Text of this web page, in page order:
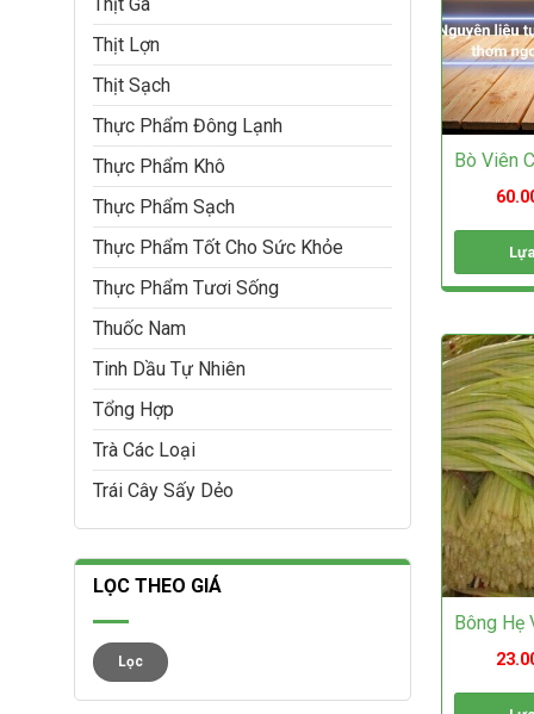
Thịt Lợn
Thịt Sạch
Thực Phẩm Đông Lạnh
Thực Phẩm Khô
Thực Phẩm Sạch
Thực Phẩm Tốt Cho Sức Khỏe
Thực Phẩm Tươi Sống
Thuốc Nam
Tinh Dầu Tự Nhiên
Tổng Hợp
Trà Các Loại
Trái Cây Sấy Dẻo
LỌC THEO GIÁ
Giá
thấp
nhất
Giá
cao
nhất
Lọc
thể
được
chọn
trên
trang
sản
Bò Viên
Sản
này
có
nhiều
biến
thể.
Các
tùy
chọn
có
thể
được
chọn
trên
trang
phẩm
Bông Hẹ